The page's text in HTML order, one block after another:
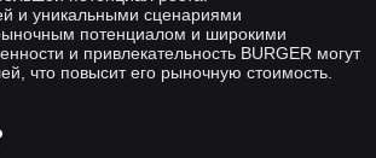
и уникальными сценариями
потенциалом и широкими
и привлекательность BURGER могут
что повысит его рыночную стоимость.